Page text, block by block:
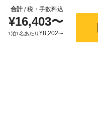
合計/税・手数料込
¥16,403〜
1泊1名あたり¥8,202〜